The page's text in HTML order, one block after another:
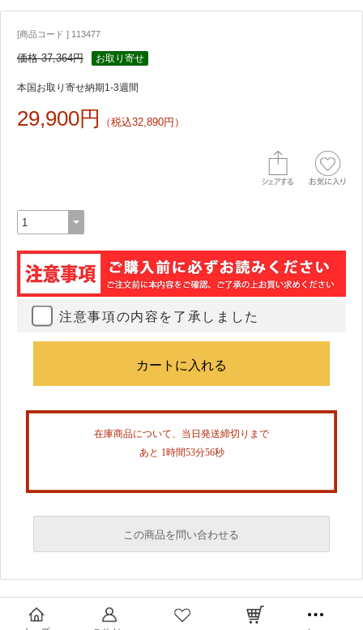
[商品コード ] 113477
価格 37,364円 お取り寄せ
本国お取り寄せ納期1-3週間
29,900円 （税込32,890円）
注意事項の内容を了承しました
在庫商品について、当日発送締切りまで
あと 1時間53分56秒
この商品を問い合わせる